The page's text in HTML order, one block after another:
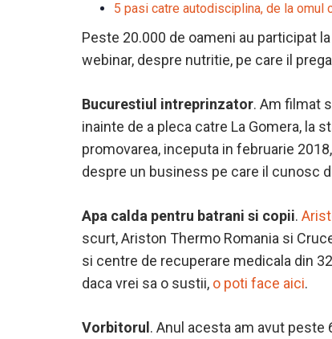
5 pasi catre autodisciplina, de la omul
Peste 20.000 de oameni au participat
webinar, despre nutritie, pe care il
Bucurestiul intreprinzator. Am filmat
inainte de a pleca catre La Gomera, la
promovarea, inceputa in februarie
despre un business pe care il cunosc
Apa calda pentru batrani si copii.
scurt, Ariston Thermo Romania si
si centre de recuperare medicala din
daca vrei sa o sustii, o poti face aici.
Vorbitorul . Anul acesta am avut